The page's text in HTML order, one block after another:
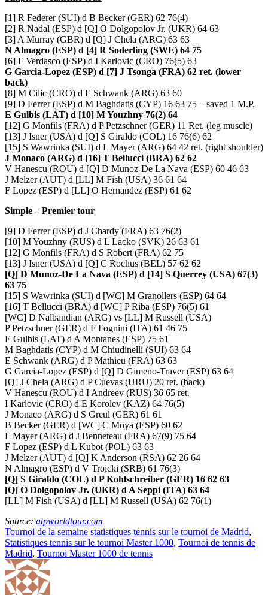
[1] R Federer (SUI) d B Becker (GER) 62 76(4)
[2] R Nadal (ESP) d [Q] O Dolgopolov Jr. (UKR) 64 63
[3] A Murray (GBR) d [Q] J Chela (ARG) 63 63
N Almagro (ESP) d [4] R Soderling (SWE) 64 75
[6] F Verdasco (ESP) d I Karlovic (CRO) 76(5) 63
G Garcia-Lopez (ESP) d [7] J Tsonga (FRA) 62 ret. (lower
back)
[8] M Cilic (CRO) d E Schwank (ARG) 63 60
[9] D Ferrer (ESP) d M Baghdatis (CYP) 16 63 75 – saved 1 M.P.
E Gulbis (LAT) d [10] M Youzhny 76(2) 64
[12] G Monfils (FRA) d P Petzschner (GER) 11 Ret. (leg muscle)
[13] J Isner (USA) d [Q] S Giraldo (COL) 16 76(6) 62
[15] S Wawrinka (SUI) d L Mayer (ARG) 64 42 ret. (right shoulder)
J Monaco (ARG) d [16] T Bellucci (BRA) 62 62
V Hanescu (ROU) d [Q] D Munoz-De La Nava (ESP) 60 46 63
J Melzer (AUT) d [LL] M Fish (USA) 36 61 64
F Lopez (ESP) d [LL] O Hernandez (ESP) 61 62
Simple – Premier tour
[9] D Ferrer (ESP) d J Chardy (FRA) 63 76(2)
[10] M Youzhny (RUS) d L Lacko (SVK) 26 63 61
[12] G Monfils (FRA) d S Robert (FRA) 62 75
[13] J Isner (USA) d [Q] C Rochus (BEL) 57 62 62
[Q] D Munoz-De La Nava (ESP) d [14] S Querrey (USA) 67(3)
63 75
[15] S Wawrinka (SUI) d [WC] M Granollers (ESP) 64 64
[16] T Bellucci (BRA) d [WC] P Riba (ESP) 76(5) 61
[WC] D Nalbandian (ARG) vs [LL] M Russell (USA)
P Petzschner (GER) d F Fognini (ITA) 61 46 75
E Gulbis (LAT) d A Montanes (ESP) 75 61
M Baghdatis (CYP) d M Chiudinelli (SUI) 63 64
E Schwank (ARG) d P Mathieu (FRA) 63 63
G Garcia-Lopez (ESP) d [Q] D Gimeno-Traver (ESP) 63 64
[Q] J Chela (ARG) d P Cuevas (URU) 20 ret. (back)
V Hanescu (ROU) d I Andreev (RUS) 36 65 ret.
I Karlovic (CRO) d E Korolev (KAZ) 64 76(5)
J Monaco (ARG) d S Greul (GER) 61 61
B Becker (GER) d [WC] C Moya (ESP) 60 62
L Mayer (ARG) d J Benneteau (FRA) 67(9) 75 64
F Lopez (ESP) d L Kubot (POL) 63 63
J Melzer (AUT) d [Q] K Anderson (RSA) 62 26 64
N Almagro (ESP) d V Troicki (SRB) 61 76(3)
[Q] S Giraldo (COL) d P Kohlschreiber (GER) 16 62 63
[Q] O Dolgopolov Jr. (UKR) d A Seppi (ITA) 63 64
[LL] M Fish (USA) d [LL] M Russell (USA) 62 76(1)
Source: atpworldtour.com
Tournoi de la semaine statistiques tennis sur le tournoi de Madrid,
Statistiques tennis sur le tournoi Master 1000, Tournoi de tennis de
Madrid, Tournoi Master 1000 de tennis